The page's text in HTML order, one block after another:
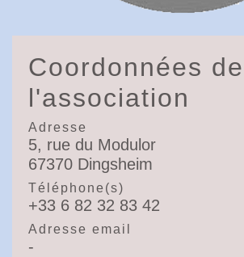
Coordonnées de
l'association
Adresse
5, rue du Modulor
67370 Dingsheim
Téléphone(s)
+33 6 82 32 83 42
Adresse email
-